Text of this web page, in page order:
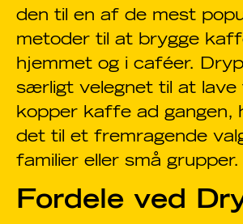
den til en af de mest
metoder til at brygge
hjemmet og i caféer.
særligt velegnet til at lave
kopper kaffe ad gangen,
det til et fremragende
familier eller små grupper.
Fordele ved